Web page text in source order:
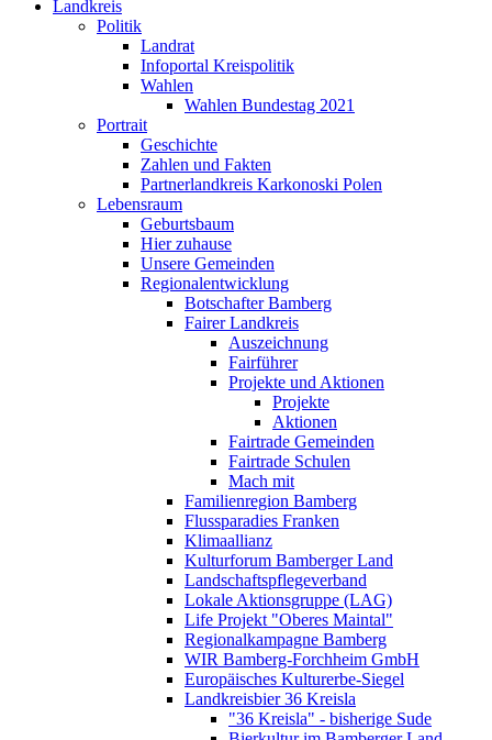
Landkreis
Politik
Landrat
Infoportal Kreispolitik
Wahlen
Wahlen Bundestag 2021
Portrait
Geschichte
Zahlen und Fakten
Partnerlandkreis Karkonoski Polen
Lebensraum
Geburtsbaum
Hier zuhause
Unsere Gemeinden
Regionalentwicklung
Botschafter Bamberg
Fairer Landkreis
Auszeichnung
Fairführer
Projekte und Aktionen
Projekte
Aktionen
Fairtrade Gemeinden
Fairtrade Schulen
Mach mit
Familienregion Bamberg
Flussparadies Franken
Klimaallianz
Kulturforum Bamberger Land
Landschaftspflegeverband
Lokale Aktionsgruppe (LAG)
Life Projekt "Oberes Maintal"
Regionalkampagne Bamberg
WIR Bamberg-Forchheim GmbH
Europäisches Kulturerbe-Siegel
Landkreisbier 36 Kreisla
"36 Kreisla" - bisherige Sude